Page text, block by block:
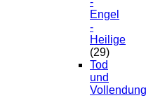
Engel
-
Heilige
(29)
Tod
und
Vollendung